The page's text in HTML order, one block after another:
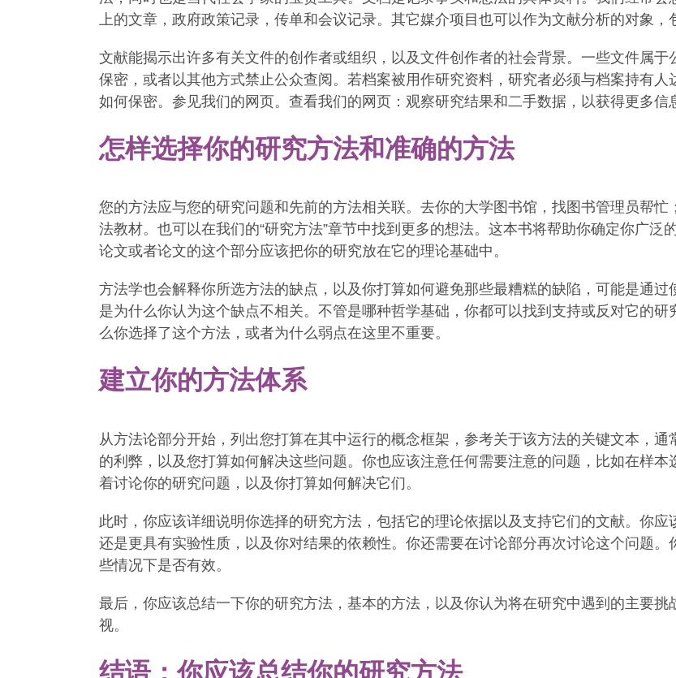
上的文章，政府政策记录，传单和会议记录。其它媒介项目也可以作为文献分析的对象，
文献能揭示出许多有关文件的创作者或组织，以及文件创作者的社会背景。一些文件属于
保密，或者以其他方式禁止公众查阅。若档案被用作研究资料，研究者必须与档案持有
如何保密。参见我们的网页。查看我们的网页：观察研究结果和二手数据，以获得更多信
怎样选择你的研究方法和准确的方法
您的方法应与您的研究问题和先前的方法相关联。去你的大学图书馆，找图书管理员帮
法教材。也可以在我们的“研究方法”章节中找到更多的想法。这本书将帮助你确定你广
论文或者论文的这个部分应该把你的研究放在它的理论基础中。
方法学也会解释你所选方法的缺点，以及你打算如何避免那些最糟糕的缺陷，可能是通
是为什么你认为这个缺点不相关。不管是哪种哲学基础，你都可以找到支持或反对它的
么你选择了这个方法，或者为什么弱点在这里不重要。
建立你的方法体系
从方法论部分开始，列出您打算在其中运行的概念框架，参考关于该方法的关键文本，
的利弊，以及您打算如何解决这些问题。你也应该注意任何需要注意的问题，比如在样
着讨论你的研究问题，以及你打算如何解决它们。
此时，你应该详细说明你选择的研究方法，包括它的理论依据以及支持它们的文献。你应
还是更具有实验性质，以及你对结果的依赖性。你还需要在讨论部分再次讨论这个问题
些情况下是否有效。
最后，你应该总结一下你的研究方法，基本的方法，以及你认为将在研究中遇到的主要
视。
结语：你应该总结你的研究方法